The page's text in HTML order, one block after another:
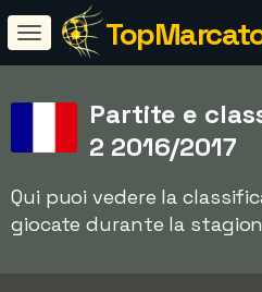
Partite e
2 2016/2017
Qui puoi vedere la
giocate durante la